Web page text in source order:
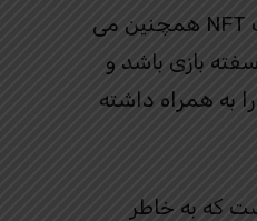
با این حال، معاملات NFT همچنین می
سفته بازی باشد و
به همراه داشته
که به خاطر